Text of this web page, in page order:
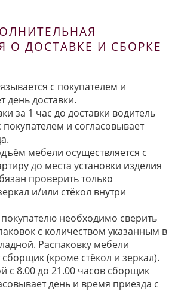
О ДОСТАВКЕ И СБОРКЕ
с покупателем и
день доставки.
за 1 час до доставки водитель
покупателем и согласовывает
мебели осуществляется с
до места установки изделия
проверить только
и/или стёкол внутри
необходимо сверить
с количеством указанным в
Распаковку мебели
сборщик (кроме стёкол и зеркал).
с 8.00 до 21.00 часов сборщик
день и время приезда с